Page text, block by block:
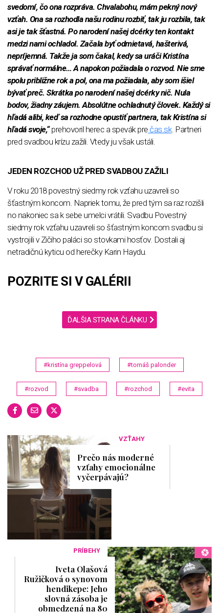
svedomí, čo ona rozpráva. Chvalabohu, mám pekný nový
vzťah. Ona sa rozhodla našu rodinu rozbiť, tak ju rozbila, tak
asi je tak šťastná. Po narodení našej dcérky ten kontakt
medzi nami ochladol. Začala byť odmietavá, hašterivá,
nepríjemná. Takže ja som čakal, kedy sa uráči Kristína
správať normálne… A napokon požiadala o rozvod. Nie sme
spolu približne rok a pol, ona ma požiadala, aby som išiel
bývať preč. Skrátka po narodení našej dcérky nič. Nula
bodov, žiadny záujem. Absolútne ochladnutý človek. Každý si
hľadá alibi, keď sa rozhodne opustiť partnera, tak Kristína si
hľadá svoje,“prehovoril herec a spevák pre čas.sk. Partneri
pred svadbou krízu zažili. Vtedy ju však ustáli.
JEDEN ROZCHOD UŽ PRED SVADBOU ZAŽILI
V roku 2018 povestný siedmy rok vzťahu uzavreli so
šťastným koncom. Napriek tomu, že pred tým sa raz rozišli
no nakoniec sa k sebe umelci vrátili. Svadbu Povestný
siedmy rok vzťahu uzavreli so šťastným koncom svadbu si
vystrojili v Zičiho paláci so stovkami hosťov. Dostali aj
netradičnú kyticu od herečky Karin Haydu.
POZRITE SI V GALÉRII
ĎALŠIA STRANA ČLÁNKU
#kristína greppelová #tomáš palonder
#rozvod #svadba #rozchod #evita
VZŤAHY
Prečo nás moderné
vzťahy emocionálne
vyčerpávajú?
PRÍBEHY
Iveta Olašová
Ružičková o synovom
hendikepe: Jeho
slovná zásoba je
obmedzená na 80